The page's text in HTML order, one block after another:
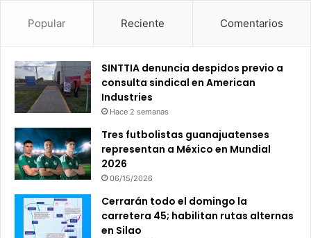
Popular Reciente Comentarios
SINTTIA denuncia despidos previo a
consulta sindical en American
Industries
Hace 2 semanas
Tres futbolistas guanajuatenses
representan a México en Mundial
2026
06/15/2026
Cerrarán todo el domingo la
carretera 45; habilitan rutas alternas
en Silao